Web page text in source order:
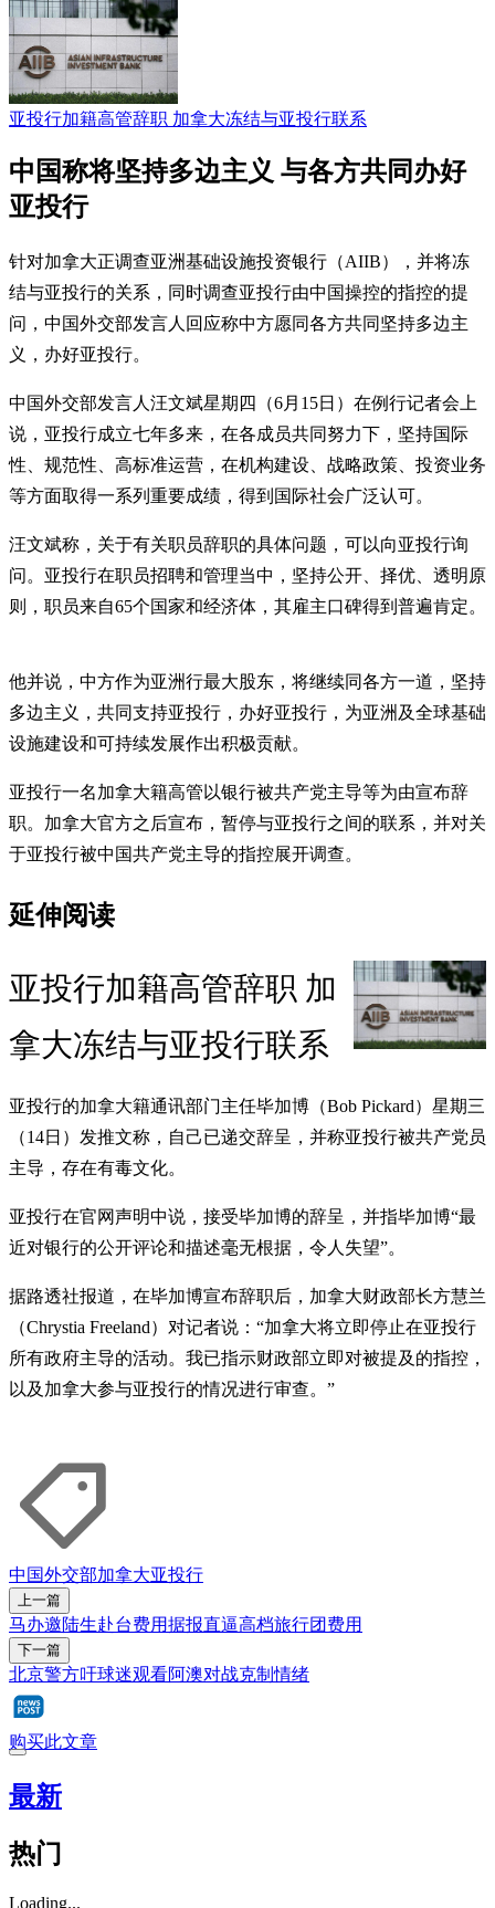
亚投行加籍高管辞职 加拿大冻结与亚投行联系
中国称将坚持多边主义 与各方共同办好
亚投行
针对加拿大正调查亚洲基础设施投资银行（AIIB），并将冻
结与亚投行的关系，同时调查亚投行由中国操控的指控的提
问，中国外交部发言人回应称中方愿同各方共同坚持多边主
义，办好亚投行。
中国外交部发言人汪文斌星期四（6月15日）在例行记者会上
说，亚投行成立七年多来，在各成员共同努力下，坚持国际
性、规范性、高标准运营，在机构建设、战略政策、投资业务
等方面取得一系列重要成绩，得到国际社会广泛认可。
汪文斌称，关于有关职员辞职的具体问题，可以向亚投行询
问。亚投行在职员招聘和管理当中，坚持公开、择优、透明原
则，职员来自65个国家和经济体，其雇主口碑得到普遍肯定。
他并说，中方作为亚洲行最大股东，将继续同各方一道，坚持
多边主义，共同支持亚投行，办好亚投行，为亚洲及全球基础
设施建设和可持续发展作出积极贡献。
亚投行一名加拿大籍高管以银行被共产党主导等为由宣布辞
职。加拿大官方之后宣布，暂停与亚投行之间的联系，并对关
于亚投行被中国共产党主导的指控展开调查。
延伸阅读
亚投行加籍高管辞职 加
拿大冻结与亚投行联系
亚投行的加拿大籍通讯部门主任毕加博（Bob Pickard）星期三
（14日）发推文称，自己已递交辞呈，并称亚投行被共产党员
主导，存在有毒文化。
亚投行在官网声明中说，接受毕加博的辞呈，并指毕加博“最
近对银行的公开评论和描述毫无根据，令人失望”。
据路透社报道，在毕加博宣布辞职后，加拿大财政部长方慧兰
（Chrystia Freeland）对记者说：“加拿大将立即停止在亚投行
所有政府主导的活动。我已指示财政部立即对被提及的指控，
以及加拿大参与亚投行的情况进行审查。”
中国外交部加拿大亚投行
上一篇
马办邀陆生赴台费用据报直逼高档旅行团费用
下一篇
北京警方吁球迷观看阿澳对战克制情绪
购买此文章
最新
热门
Loading...